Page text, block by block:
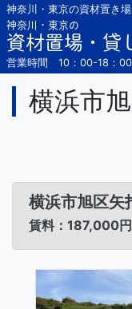
Skip
to
content
神奈川・東京の資材置き
神奈川・東京の
資材置場・貸
営業時間 10：00-18：00
横浜市
横浜市旭区矢
賃料：187,000